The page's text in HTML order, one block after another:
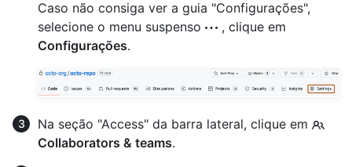
Caso não consiga ver a guia "Configurações",
selecione o menu suspenso
, clique em
Configurações.
Na seção "Access" da barra lateral, clique em
Collaborators & teams.